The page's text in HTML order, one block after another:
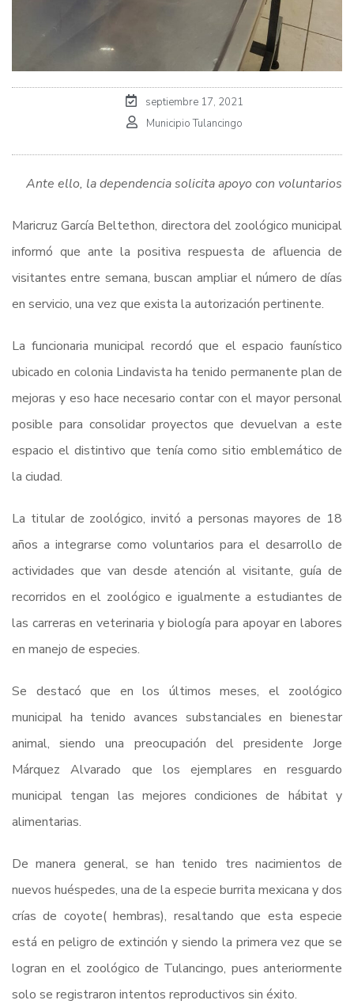
septiembre 17, 2021
Municipio Tulancingo
Ante ello, la dependencia solicita apoyo con voluntarios
Maricruz García Beltethon, directora del zoológico municipal
informó que ante la positiva respuesta de afluencia de
visitantes entre semana, buscan ampliar el número de días
en servicio, una vez que exista la autorización pertinente.
La funcionaria municipal recordó que el espacio faunístico
ubicado en colonia Lindavista ha tenido permanente plan de
mejoras y eso hace necesario contar con el mayor personal
posible para consolidar proyectos que devuelvan a este
espacio el distintivo que tenía como sitio emblemático de
la ciudad.
La titular de zoológico, invitó a personas mayores de 18
años a integrarse como voluntarios para el desarrollo de
actividades que van desde atención al visitante, guía de
recorridos en el zoológico e igualmente a estudiantes de
las carreras en veterinaria y biología para apoyar en labores
en manejo de especies.
Se destacó que en los últimos meses, el zoológico
municipal ha tenido avances substanciales en bienestar
animal, siendo una preocupación del presidente Jorge
Márquez Alvarado que los ejemplares en resguardo
municipal tengan las mejores condiciones de hábitat y
alimentarias.
De manera general, se han tenido tres nacimientos de
nuevos huéspedes, una de la especie burrita mexicana y dos
crías de coyote( hembras), resaltando que esta especie
está en peligro de extinción y siendo la primera vez que se
logran en el zoológico de Tulancingo, pues anteriormente
solo se registraron intentos reproductivos sin éxito.